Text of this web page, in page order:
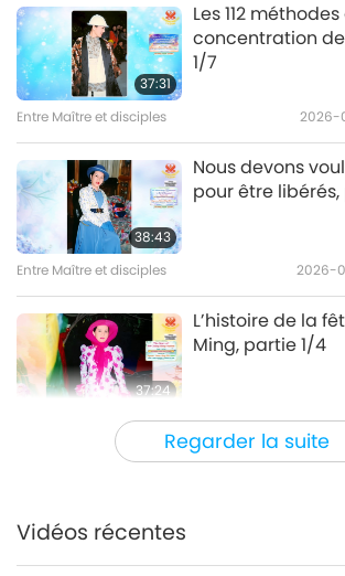
Regarder la suite
37:31
Les 112
concentration
1/7
Entre Maître et disciples 2026-
38:43
Nous devons
pour être
Entre Maître et disciples 2026-
37:24
L’histoire de la
Ming, partie 1/4
Entre Maître et disciples 2026-
41:08
Vidéos récentes